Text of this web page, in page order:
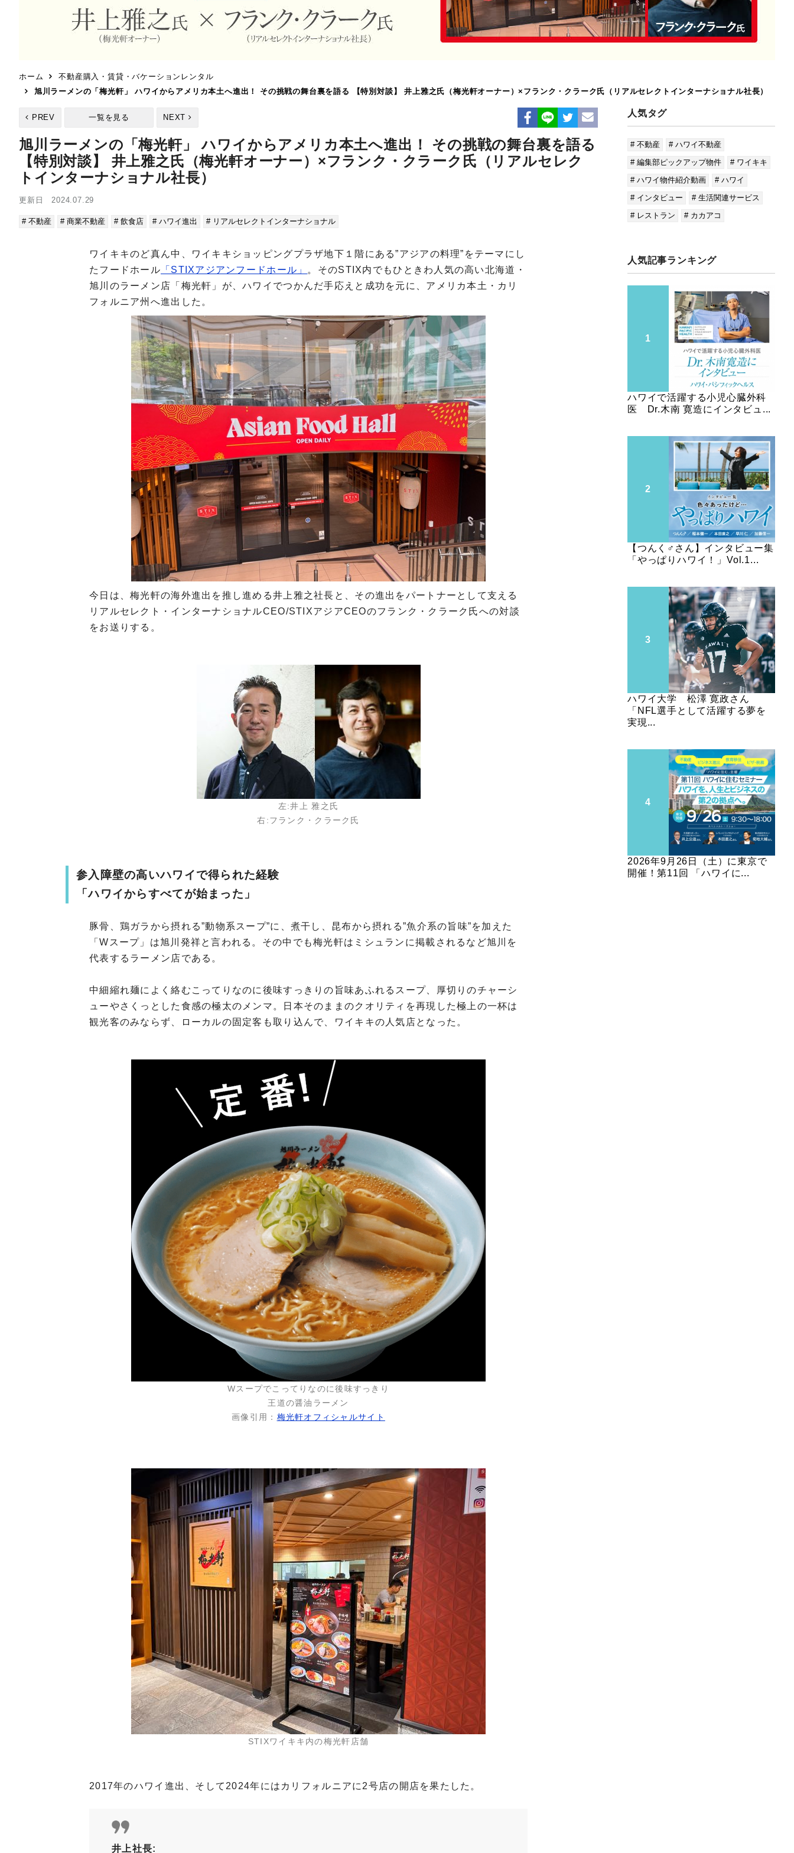
ホーム
不動産購入・賃貸・バケーションレンタル
旭川ラーメンの「梅光軒」 ハワイからアメリカ本土へ進出！ その挑戦の舞台裏を語る 【特別対談】 井上雅之氏（梅光軒オーナー）×フランク・クラーク氏（リアルセレクトインターナショナル社長）
PREV 一覧を見る NEXT
旭川ラーメンの「梅光軒」 ハワイからアメリカ本土へ進出！ その挑戦の舞台裏を語る
【特別対談】 井上雅之氏（梅光軒オーナー）×フランク・クラーク氏（リアルセレク
トインターナショナル社長）
更新日 2024.07.29
# 不動産 # 商業不動産 # 飲食店 # ハワイ進出 # リアルセレクトインターナショナル
ワイキキのど真ん中、ワイキキショッピングプラザ地下１階にある”アジアの料理”をテーマにし
たフードホール 「STIXアジアンフードホール」 。そのSTIX内でもひときわ人気の高い北海道・
旭川のラーメン店「梅光軒」が、ハワイでつかんだ手応えと成功を元に、アメリカ本土・カリ
フォルニア州へ進出した。
今日は、梅光軒の海外進出を推し進める井上雅之社長と、その進出をパートナーとして支える
リアルセレクト・インターナショナルCEO/STIXアジアCEOのフランク・クラーク氏への対談
をお送りする。
左:井上 雅之氏
右:フランク・クラーク氏
参入障壁の高いハワイで得られた経験
「ハワイからすべてが始まった」
豚骨、鶏ガラから摂れる”動物系スープ”に、煮干し、昆布から摂れる”魚介系の旨味”を加えた
「Wスープ」は旭川発祥と言われる。その中でも梅光軒はミシュランに掲載されるなど旭川を
代表するラーメン店である。
中細縮れ麺によく絡むこってりなのに後味すっきりの旨味あふれるスープ、厚切りのチャーシ
ューやさくっとした食感の極太のメンマ。日本そのままのクオリティを再現した極上の一杯は
観光客のみならず、ローカルの固定客も取り込んで、ワイキキの人気店となった。
Wスープでこってりなのに後味すっきり
王道の醤油ラーメン
画像引用： 梅光軒オフィシャルサイト
STIXワイキキ内の梅光軒店舗
2017年のハワイ進出、そして2024年にはカリフォルニアに2号店の開店を果たした。
井上社長:
人気タグ
# 不動産
# ハワイ不動産
# 編集部ピックアップ物件
# ワイキキ
# ハワイ物件紹介動画
# ハワイ
# インタビュー
# 生活関連サービス
# レストラン
# カカアコ
人気記事ランキング
ハワイで活躍する小児心臓外科
医 Dr.木南 寛造にインタビュ...
【つんく♂さん】インタビュー集
「やっぱりハワイ！」Vol.1...
ハワイ大学 松澤 寛政さん
「NFL選手として活躍する夢を
実現...
2026年9月26日（土）に東京で
開催！第11回 「ハワイに...